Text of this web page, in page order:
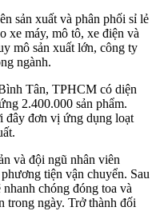
sản xuất và phân phối sỉ lẻ
xe máy, mô tô, xe điện và
mô sản xuất lớn, công ty
ngành.
Tân, TPHCM có diện
2.400.000 sản phẩm.
đây đơn vị ứng dụng loạt
và đội ngũ nhân viên
tiện vận chuyển. Sau
chóng đóng toa và
trong ngày. Trở thành đối